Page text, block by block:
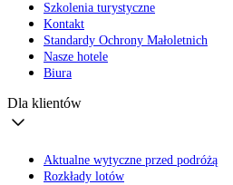
Szkolenia turystyczne
Kontakt
Standardy Ochrony Małoletnich
Nasze hotele
Biura
Dla klientów
Aktualne wytyczne przed podróżą
Rozkłady lotów